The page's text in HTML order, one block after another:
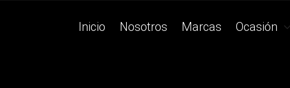
Inicio Nosotros Marcas Ocasión